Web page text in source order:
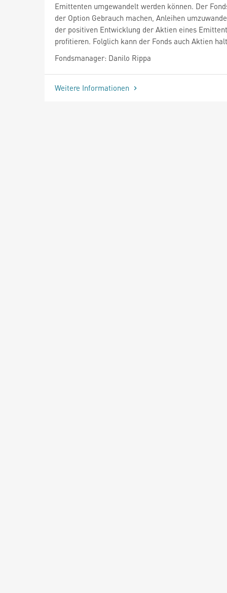
Emittenten umgewandelt werden können. Der
der Option Gebrauch machen, Anleihen
der positiven Entwicklung der Aktien eines
profitieren. Folglich kann der Fonds auch Aktien
Fondsmanager: Danilo Rippa
Weitere Informationen